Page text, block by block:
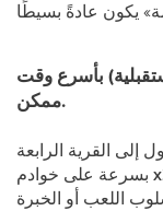
بأسرع وقت
ممكن.
إلى القرية الرابعة